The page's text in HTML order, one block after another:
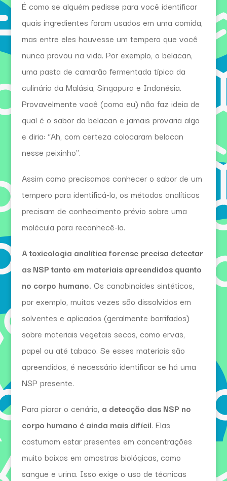
É como se alguém pedisse para você identificar
quais ingredientes foram usados em uma comida,
mas entre eles houvesse um tempero que você
nunca provou na vida. Por exemplo, o belacan,
uma pasta de camarão fermentada típica da
culinária da Malásia, Singapura e Indonésia.
Provavelmente você (como eu) não faz ideia de
qual é o sabor do belacan e jamais provaria algo
e diria: “Ah, com certeza colocaram belacan
nesse peixinho”.
Assim como precisamos conhecer o sabor de um
tempero para identificá-lo, os métodos analíticos
precisam de conhecimento prévio sobre uma
molécula para reconhecê-la.
A toxicologia analítica forense precisa detectar
as NSP tanto em materiais apreendidos quanto
no corpo humano. Os canabinoides sintéticos,
por exemplo, muitas vezes são dissolvidos em
solventes e aplicados (geralmente borrifados)
sobre materiais vegetais secos, como ervas,
papel ou até tabaco. Se esses materiais são
apreendidos, é necessário identificar se há uma
NSP presente.
Para piorar o cenário, a detecção das NSP no
corpo humano é ainda mais difícil. Elas
costumam estar presentes em concentrações
muito baixas em amostras biológicas, como
sangue e urina. Isso exige o uso de técnicas